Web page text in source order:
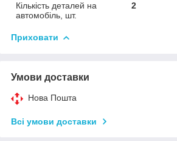
Кількість деталей на
автомобіль, шт.
2
Приховати
Умови доставки
Нова Пошта
Всі умови доставки